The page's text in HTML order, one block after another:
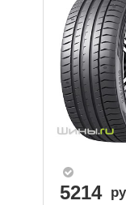
5214